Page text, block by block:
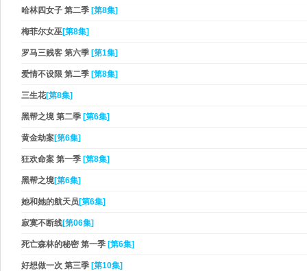
哈林四女子 第二季 [第8集]
梅菲尔女巫[第8集]
罗马三贱客 第六季 [第1集]
爱情不设限 第二季 [第8集]
三生花[第8集]
黑帮之境 第二季 [第6集]
黄金劫案[第6集]
狂欢命案 第一季 [第8集]
黑帮之境[第6集]
她和她的航天员 [第6集]
寂寞不断线[第06集]
死亡森林的秘密 第一季 [第6集]
好想做一次 第三季 [第10集]